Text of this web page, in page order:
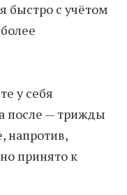
быстро с учётом
у себя
после — трижды
напротив,
принято к